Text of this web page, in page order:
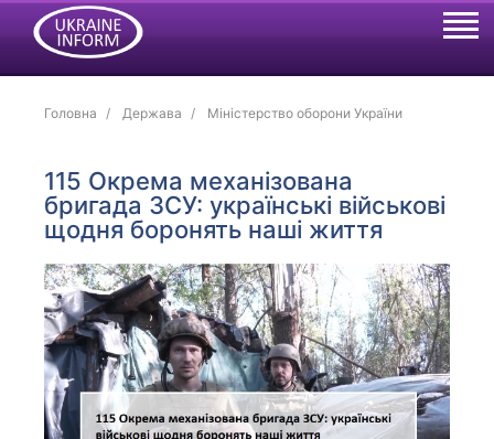
Головна Держава Міністерство оборони України
115 Окрема механізована
бригада ЗСУ: українські військові
щодня боронять наші життя